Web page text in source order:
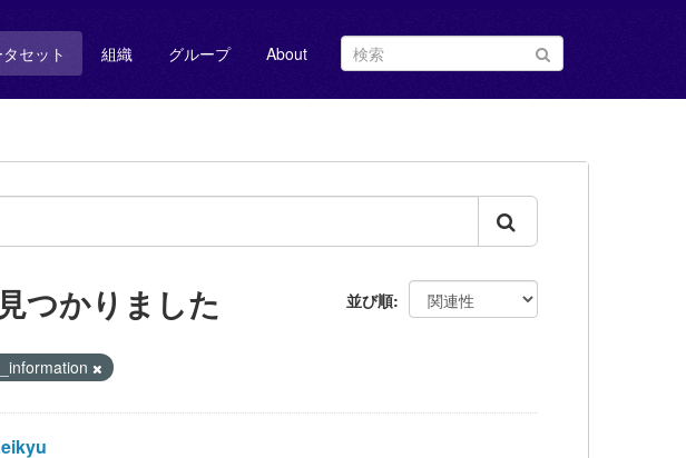
セット 組織 グループ About
並び順
つかりました